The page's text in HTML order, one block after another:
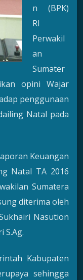
n (BPK)
RI
Perwakil
an
Sumater
opini Wajar
penggunaan
Natal pada
Keuangan
Natal TA 2016
Sumatera
diterima oleh
Nasution
S.Ag.
Kabupaten
sehingga